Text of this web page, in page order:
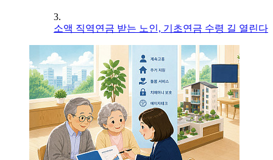
3.
소액 직역연금 받는 노인, 기초연금 수령 길 열린다